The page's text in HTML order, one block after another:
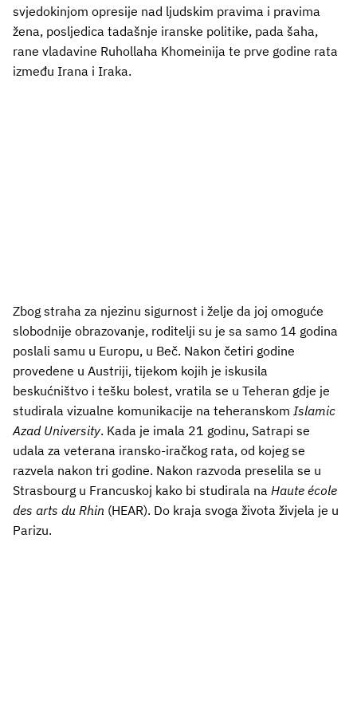
svjedokinjom opresije nad ljudskim pravima i pravima
žena, posljedica tadašnje iranske politike, pada šaha,
rane vladavine Ruhollaha Khomeinija te prve godine rata
između Irana i Iraka.
Zbog straha za njezinu sigurnost i želje da joj omoguće
slobodnije obrazovanje, roditelji su je sa samo 14 godina
poslali samu u Europu, u Beč. Nakon četiri godine
provedene u Austriji, tijekom kojih je iskusila
beskućništvo i tešku bolest, vratila se u Teheran gdje je
studirala vizualne komunikacije na teheranskom Islamic
Azad University. Kada je imala 21 godinu, Satrapi se
udala za veterana iransko-iračkog rata, od kojeg se
razvela nakon tri godine. Nakon razvoda preselila se u
Strasbourg u Francuskoj kako bi studirala na Haute école
des arts du Rhin (HEAR). Do kraja svoga života živjela je u
Parizu.